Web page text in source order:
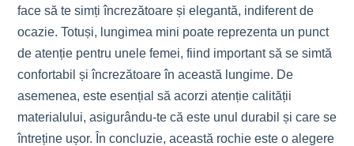
face să te simți încrezătoare și elegantă, indiferent de
ocazie. Totuși, lungimea mini poate reprezenta un punct
de atenție pentru unele femei, fiind important să se simtă
confortabil și încrezătoare în această lungime. De
asemenea, este esențial să acorzi atenție calității
materialului, asigurându-te că este unul durabil și care se
întreține ușor. În concluzie, această rochie este o alegere